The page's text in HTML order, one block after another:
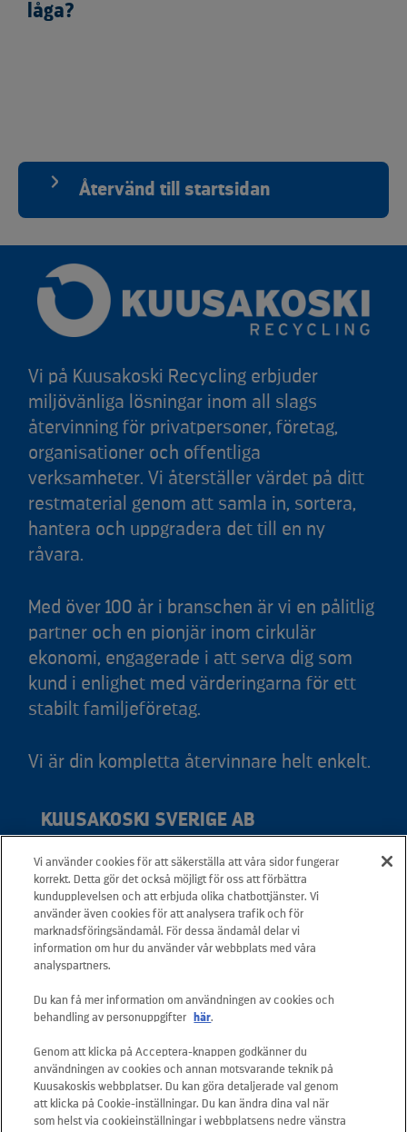
låga?
Återvänd till startsidan
Vi på Kuusakoski Recycling erbjuder
miljövänliga lösningar inom all slags
återvinning för privatpersoner, företag,
organisationer och offentliga
verksamheter. Vi återställer värdet på ditt
restmaterial genom att samla in, sortera,
hantera och uppgradera det till en ny
råvara.
Med över 100 år i branschen är vi en pålitlig
partner och en pionjär inom cirkulär
ekonomi, engagerade i att serva dig som
kund i enlighet med värderingarna för ett
stabilt familjeföretag.
Vi är din kompletta återvinnare helt enkelt.
KUUSAKOSKI SVERIGE AB
Adress: Svedjevägen 6, 931 36 Skellefteå
Telefon: +46 20 566 566
Mail:info.sverige@kuusakoski.com
Måndag-fredag: 08.00 - 16.00
SNABBLÄNKAR
Kontakta oss
Våra tjänster
Jobba hos oss
Vi använder cookies för att säkerställa att våra sidor fungerar
korrekt. Detta gör det också möjligt för oss att förbättra
kundupplevelsen och att erbjuda olika chatbottjänster. Vi
använder även cookies för att analysera trafik och för
marknadsföringsändamål. För dessa ändamål delar vi
information om hur du använder vår webbplats med våra
analyspartners.
Du kan få mer information om användningen av cookies och
behandling av personuppgifter
här.
Genom att klicka på Acceptera-knappen godkänner du
användningen av cookies och annan motsvarande teknik på
Kuusakoskis webbplatser. Du kan göra detaljerade val genom
att klicka på Cookie-inställningar. Du kan ändra dina val när
som helst via cookieinställningar i webbplatsens nedre vänstra